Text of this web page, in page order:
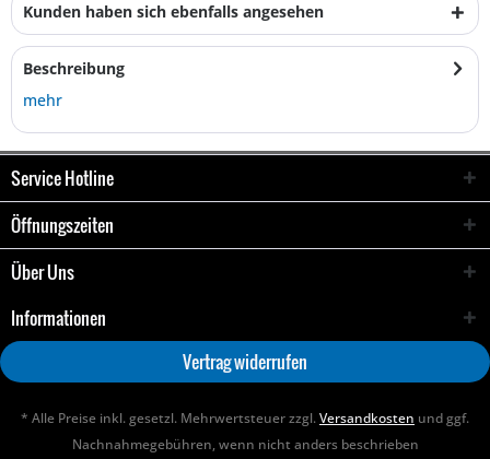
Kunden haben sich ebenfalls angesehen
Beschreibung
mehr
Service Hotline
Öffnungszeiten
Über Uns
Informationen
Vertrag widerrufen
* Alle Preise inkl. gesetzl. Mehrwertsteuer zzgl.Versandkosten und ggf.
Nachnahmegebühren, wenn nicht anders beschrieben